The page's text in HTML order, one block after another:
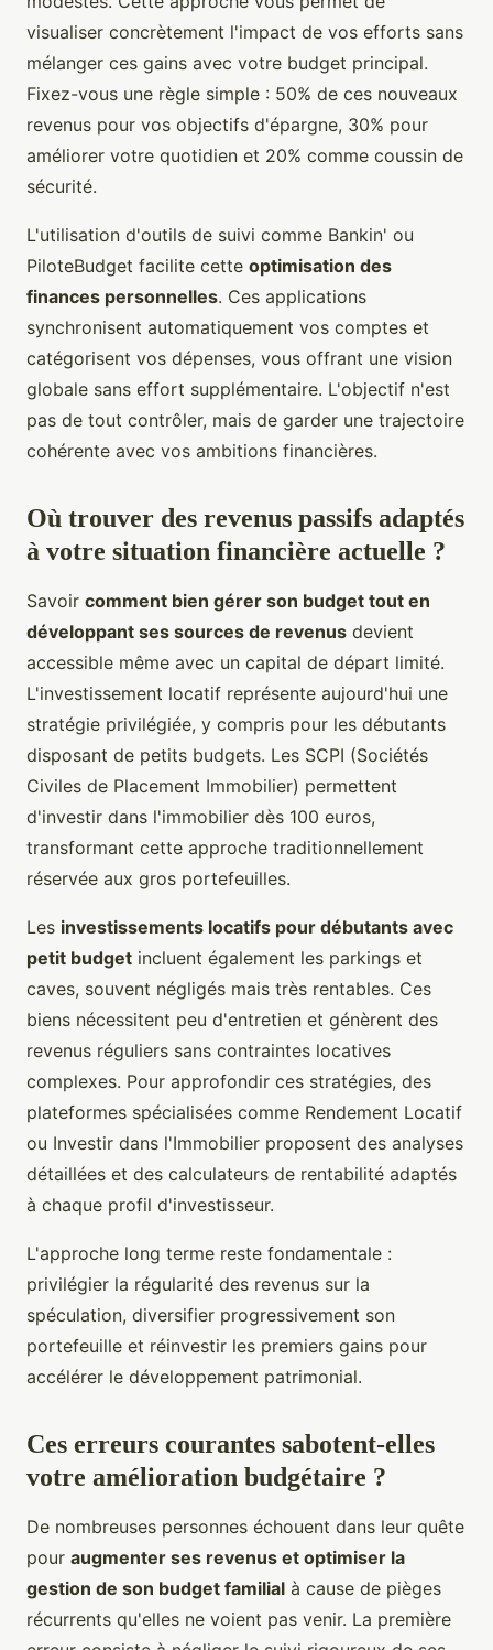
visualiser concrètement l'impact de vos efforts sans
mélanger ces gains avec votre budget principal.
Fixez-vous une règle simple : 50% de ces nouveaux
revenus pour vos objectifs d'épargne, 30% pour
améliorer votre quotidien et 20% comme coussin de
sécurité.
L'utilisation d'outils de suivi comme Bankin' ou
PiloteBudget facilite cette optimisation des
finances personnelles. Ces applications
synchronisent automatiquement vos comptes et
catégorisent vos dépenses, vous offrant une vision
globale sans effort supplémentaire. L'objectif n'est
pas de tout contrôler, mais de garder une trajectoire
cohérente avec vos ambitions financières.
Où trouver des revenus passifs adaptés
à votre situation financière actuelle ?
Savoir comment bien gérer son budget tout en
développant ses sources de revenus devient
accessible même avec un capital de départ limité.
L'investissement locatif représente aujourd'hui une
stratégie privilégiée, y compris pour les débutants
disposant de petits budgets. Les SCPI (Sociétés
Civiles de Placement Immobilier) permettent
d'investir dans l'immobilier dès 100 euros,
transformant cette approche traditionnellement
réservée aux gros portefeuilles.
Les investissements locatifs pour débutants avec
petit budget incluent également les parkings et
caves, souvent négligés mais très rentables. Ces
biens nécessitent peu d'entretien et génèrent des
revenus réguliers sans contraintes locatives
complexes. Pour approfondir ces stratégies, des
plateformes spécialisées comme Rendement Locatif
ou Investir dans l'Immobilier proposent des analyses
détaillées et des calculateurs de rentabilité adaptés
à chaque profil d'investisseur.
L'approche long terme reste fondamentale :
privilégier la régularité des revenus sur la
spéculation, diversifier progressivement son
portefeuille et réinvestir les premiers gains pour
accélérer le développement patrimonial.
Ces erreurs courantes sabotent-elles
votre amélioration budgétaire ?
De nombreuses personnes échouent dans leur quête
pour augmenter ses revenus et optimiser la
gestion de son budget familial à cause de pièges
récurrents qu'elles ne voient pas venir. La première